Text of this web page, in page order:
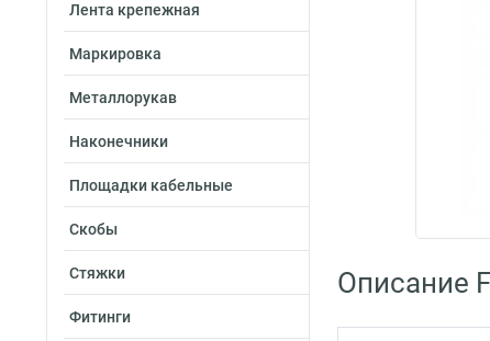
Лента крепежная
Маркировка
Металлорукав
Наконечники
Площадки кабельные
Скобы
Стяжки
Фитинги
Описание